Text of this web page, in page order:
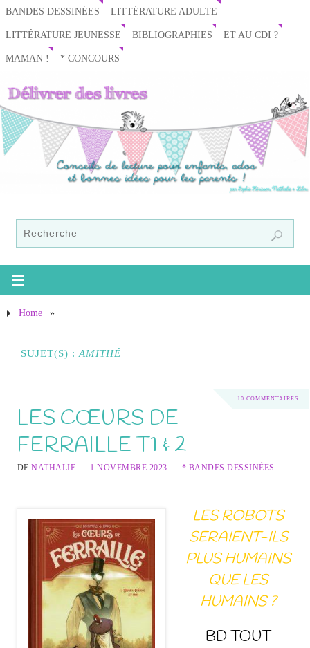
BANDES DESSINÉES LITTÉRATURE ADULTE
LITTÉRATURE JEUNESSE BIBLIOGRAPHIES ET AU CDI ?
MAMAN ! * CONCOURS
Home »
SUJET(S) : AMITIIÉ
10 COMMENTAIRES
LES CŒURS DE
FERRAILLE T1 & 2
DENATHALIE 1 NOVEMBRE 2023 * BANDES DESSINÉES
LES ROBOTS
SERAIENT-ILS
PLUS HUMAINS
QUE LES
HUMAINS ?
BD TOUT